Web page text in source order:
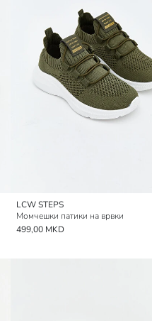
LCW STEPS
Момчешки патики на врвки
499,00 MKD